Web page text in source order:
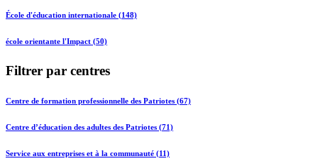
École d'éducation internationale (148)
école orientante l'Impact (50)
Filtrer par centres
Centre de formation professionnelle des Patriotes (67)
Centre d’éducation des adultes des Patriotes (71)
Service aux entreprises et à la communauté (11)